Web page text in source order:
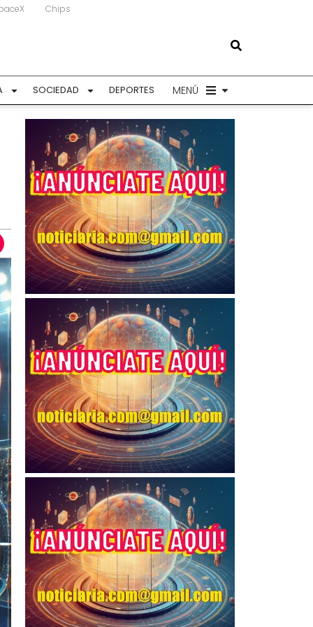
Chips
SOCIEDAD DEPORTES MENÚ